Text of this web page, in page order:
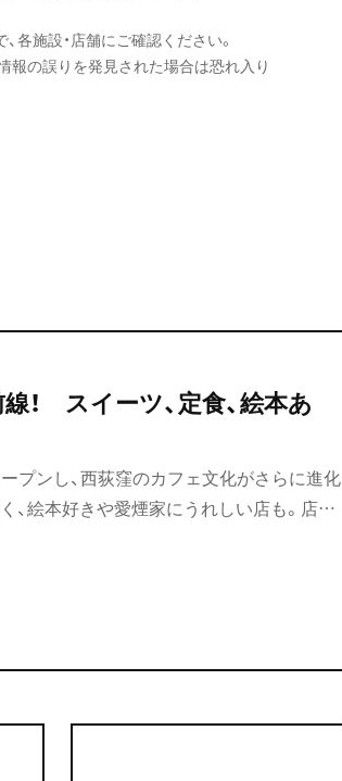
各施設・店舗にご確認ください。
報の誤りを発見された場合は恐れ入り
！ スイーツ、定食、絵本あ
プンし、西荻窪のカフェ文化がさらに進化
、絵本好きや愛煙家にうれしい店も。店主
お届けします！